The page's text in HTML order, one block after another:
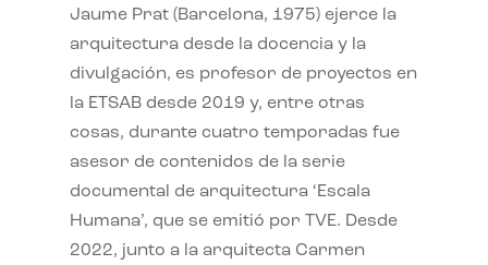
Jaume Prat (Barcelona, 1975) ejerce la
arquitectura desde la docencia y la
divulgación, es profesor de proyectos en
la ETSAB desde 2019 y, entre otras
cosas, durante cuatro temporadas fue
asesor de contenidos de la serie
documental de arquitectura ‘Escala
Humana’, que se emitió por TVE. Desde
2022, junto a la arquitecta Carmen